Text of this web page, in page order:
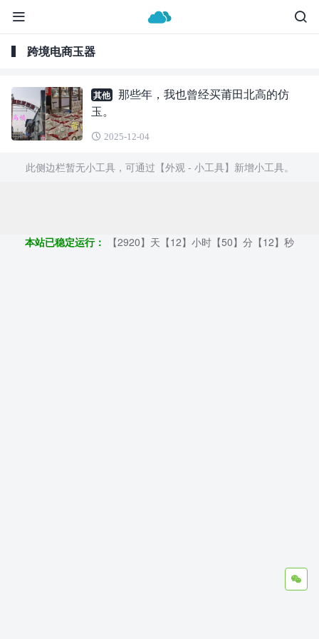
跨境电商玉器
其他
那些年，我也曾经买莆田北高的仿
玉。
2025-12-04
此侧边栏暂无小工具，可通过【外观 - 小工具】新增小工具。
本站已稳定运行：
【2920】天【12】小时【50】分【13】秒